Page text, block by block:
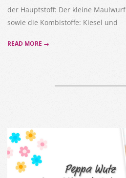
der Hauptstoff: Der kleine
sowie die Kombistoffe: Kiesel und
READ MORE →